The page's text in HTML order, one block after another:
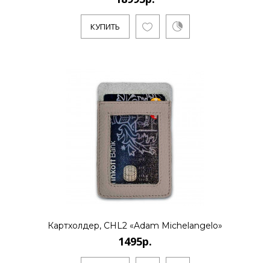
КУПИТЬ
Картхолдер, CHL2 «Adam Michelangelo»
1495р.